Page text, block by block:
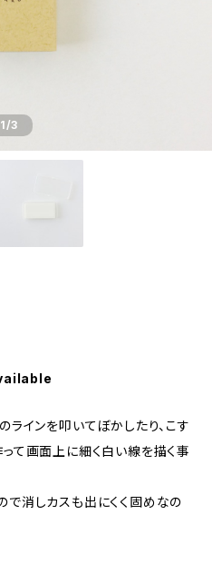
1/3
ラインを叩いてぼかしたり、こす
て画面上に細く白い線を描く事
で消しカスも出にくく固めなの